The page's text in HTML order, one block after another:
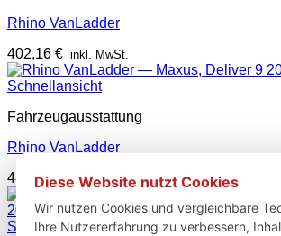
Rhino VanLadder
402,16 € inkl. MwSt.
Schnellansicht
Fahrzeugausstattung
Rhino VanLadder
487,23€ inkl. MwSt.
Schnellansicht
Diese Website nutzt Cookies
Wir nutzen Cookies und vergleichbare
Ihre Nutzererfahrung zu verbessern,